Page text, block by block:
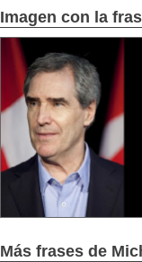
Imagen con la
Más frases de